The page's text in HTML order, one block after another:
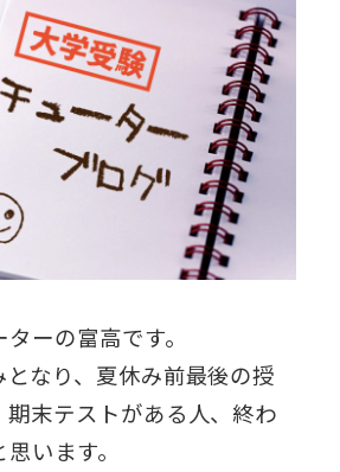
ーの富高です。
なり、夏休み前最後の授
期末テストがある人、終わ
います。